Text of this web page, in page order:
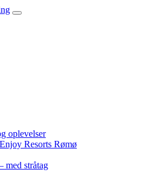
oplevelser
Resorts Rømø
med stråtag